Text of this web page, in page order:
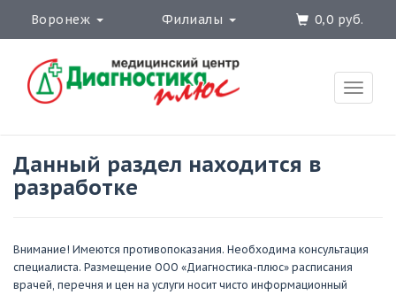
Воронеж Филиалы 0,0 руб.
Toggle
Данный раздел находится в
разработке
Внимание! Имеются противопоказания. Необходима консультация
специалиста. Размещение ООО «Диагностика-плюс» расписания
врачей, перечня и цен на услуги носит чисто информационный